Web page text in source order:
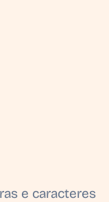
e caracteres